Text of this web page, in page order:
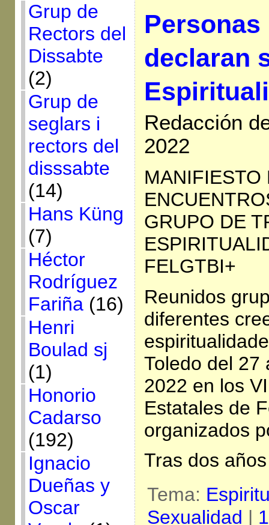
Grup de
Rectors del
Dissabte
(2)
Grup de
seglars i
rectors del
disssabte
(14)
Hans Küng
(7)
Héctor
Rodríguez
Fariña(16)
Henri
Boulad sj
(1)
Honorio
Cadarso
(192)
Ignacio
Dueñas y
Oscar
Personas
declaran
Redacción
2022
MANIFIESTO
GRUPO DE
FELGTBI+
Reunidos
diferentes
Toledo del 27
2022 en los
Estatales de
organizados
Tras dos
Tema:
Sexualidad |